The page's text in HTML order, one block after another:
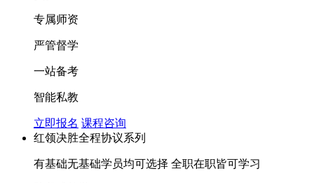
专属师资
严管督学
一站备考
智能私教
立即报名 课程咨询
红领决胜全程协议系列
有基础无基础学员均可选择 全职在职皆可学习